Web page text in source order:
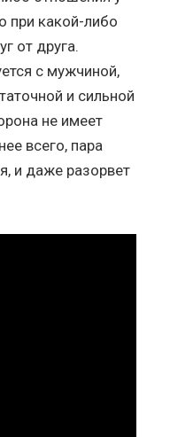
при какой-либо
от друга.
с мужчиной,
и сильной
не имеет
всего, пара
и даже разорвет